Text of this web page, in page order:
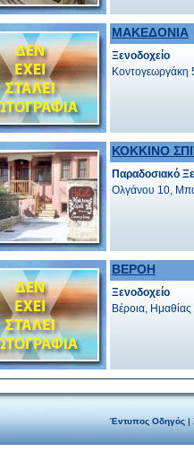
ΜΑΚΕΔΟΝΙΑ
Ξενοδοχείο
Κοντογεωργάκη
ΚΟΚΚΙΝΟ
Παραδοσιακό
Ολγάνου 10,
ΒΕΡΟΗ
Ξενοδοχείο
Βέροια, Ημαθίας
Έντυπος Οδηγός|